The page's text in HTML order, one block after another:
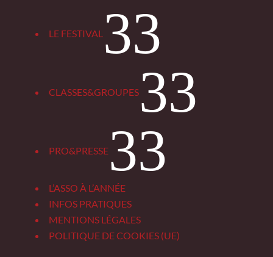
LE FESTIVAL 3
CLASSES&GROUPES 3
PRO&PRESSE 3
L’ASSO À L’ANNÉE
INFOS PRATIQUES
MENTIONS LÉGALES
POLITIQUE DE COOKIES (UE)